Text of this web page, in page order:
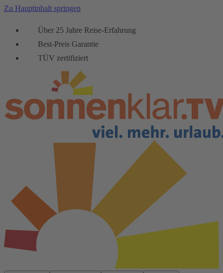
Zu Hauptinhalt springen
Über 25 Jahre Reise-Erfahrung
Best-Preis Garantie
TÜV zertifiziert